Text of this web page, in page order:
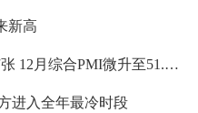
新高
12月综合PMI微升至51.3
进入全年最冷时段